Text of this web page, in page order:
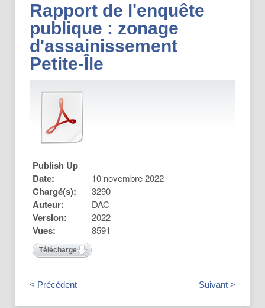
Rapport de l'enquête
publique : zonage
d'assainissement
Petite-Île
Publish Up
Date:
10 novembre 2022
Chargé(s): 3290
Auteur: DAC
Version: 2022
Vues: 8591
Télécharger
< Précédent Suivant >